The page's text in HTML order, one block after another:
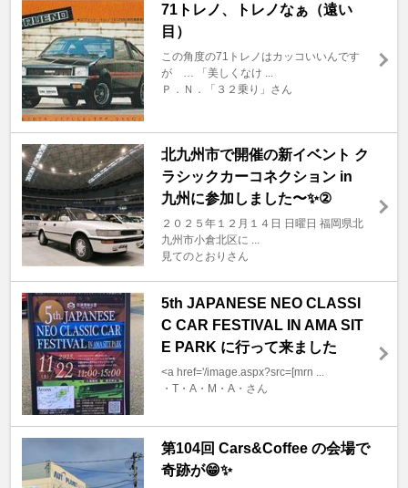
71トレノ、トレノなぁ（遠い
目）
この角度の71トレノはカッコいいんです
が … 「美しくなけ ...
Ｐ．Ｎ．「３２乗り」さん
北九州市で開催の新イベント ク
ラシックカーコネクション in
九州に参加しました〜✨②
２０２５年１２月１４日 日曜日 福岡県北
九州市小倉北区に ...
見てのとおりさん
5th JAPANESE NEO CLASSI
C CAR FESTIVAL IN AMA SIT
E PARK に行って来ました
<a href='/image.aspx?src=[mrn ...
・T・A・M・A・さん
第104回 Cars&Coffee の会場で
奇跡が😁✨